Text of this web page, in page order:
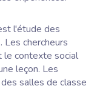
l'étude des
. Les chercheurs
le contexte social
leçon. Les
salles de classe